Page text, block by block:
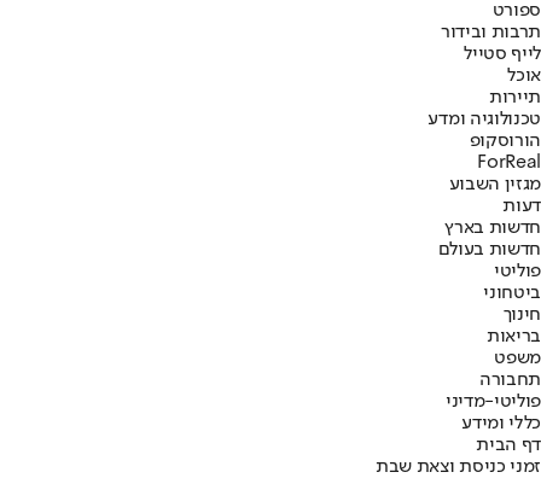
ספורט
תרבות ובידור
לייף סטייל
אוכל
תיירות
טכנולוגיה ומדע
הורוסקופ
ForReal
מגזין השבוע
דעות
חדשות בארץ
חדשות בעולם
פוליטי
ביטחוני
חינוך
בריאות
משפט
תחבורה
פוליטי-מדיני
כללי ומידע
דף הבית
זמני כניסת וצאת שבת